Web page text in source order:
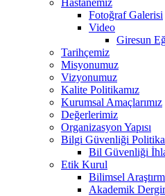
Fotoğraf Galerisi
Video
Giresun
Tarihçemiz
Misyonumuz
Vizyonumuz
Kalite Politikamız
Kurumsal Amaçlarımız
Değerlerimiz
Organizasyon Yapısı
Bilgi Güvenliği
Bil Güvenliği
Etik Kurul
Bilimsel
Akademik